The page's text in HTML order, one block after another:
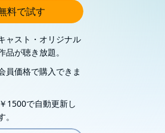
料で試す
ャスト・オリジナル
が聴き放題。
員価格で購入できま
1500で自動更新し